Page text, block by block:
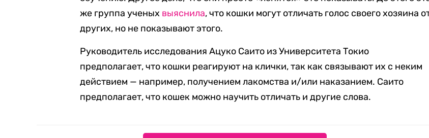
же группа ученых выяснила, что кошки могут отличать голос своего хозяина
других, но не показывают этого.
Руководитель исследования Ацуко Саито из Университета Токио
предполагает, что кошки реагируют на клички, так как связывают их с неким
действием — например, получением лакомства и/или наказанием. Саито
предполагает, что кошек можно научить отличать и другие слова.